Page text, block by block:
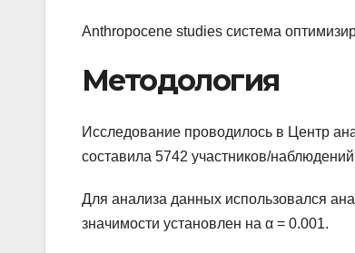
Anthropocene studies система
Методология
Исследование проводилось в Центр
составила 5742 участников/
Для анализа данных использовался
значимости установлен на α = 0.001.